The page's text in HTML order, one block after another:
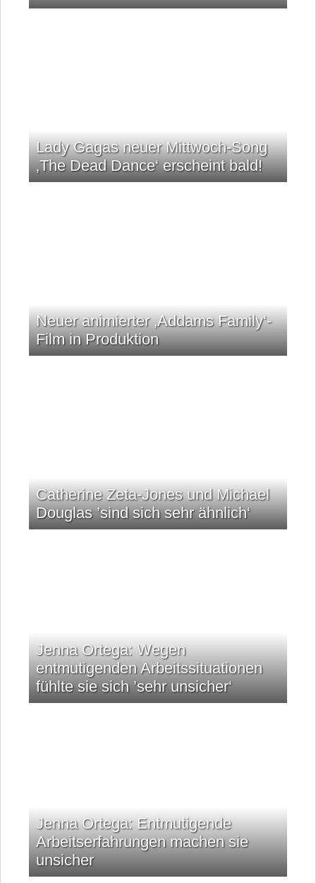
Lady Gagas neuer Mittwoch-Song
‚The Dead Dance‘ erscheint bald!
Neuer animierter ‚Addams Family‘-
Film in Produktion
Catherine Zeta-Jones und Michael
Douglas ’sind sich sehr ähnlich‘
Jenna Ortega: Wegen
entmutigenden Arbeitssituationen
fühlte sie sich ’sehr unsicher‘
Jenna Ortega: Entmutigende
Arbeitserfahrungen machen sie
unsicher